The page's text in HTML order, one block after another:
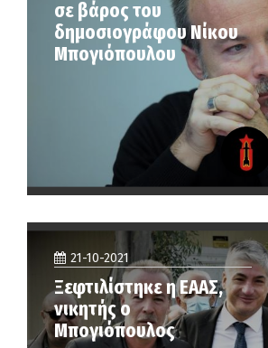
σε βάρος του
δημοσιογράφου Νίκου
Μπογιόπουλου
21-10-2021
Ξεφτιλίστηκε η ΕΑΑΣ,
νικητής ο
Μπογιόπουλος